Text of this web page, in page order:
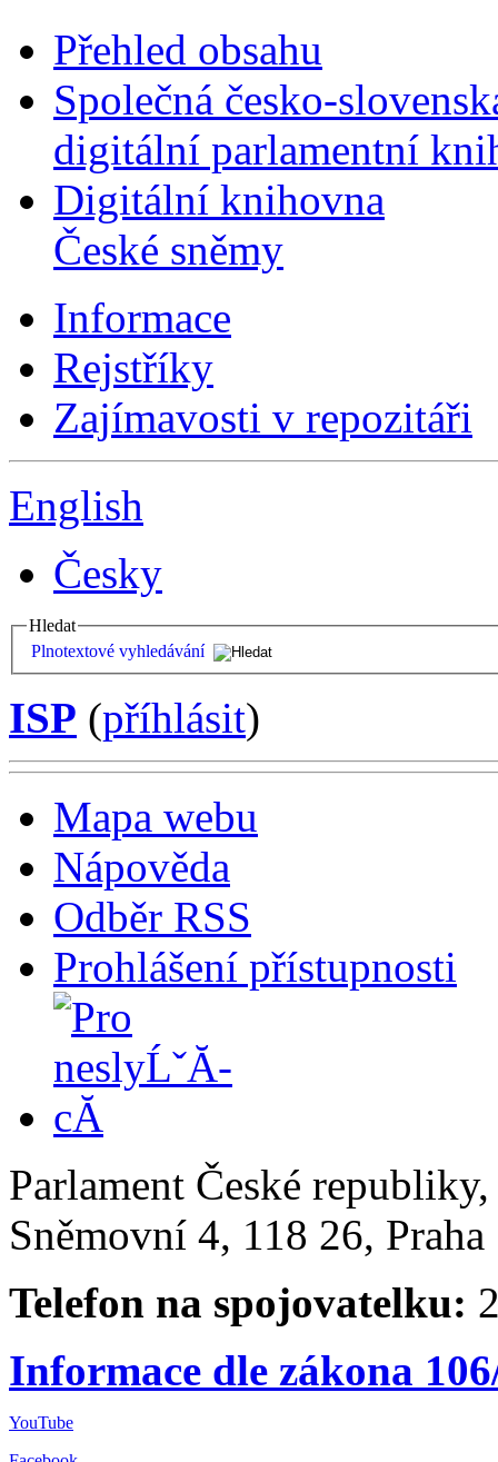
Přehled obsahu
Společná česko-
digitální parlamentní
Digitální knihovna
České sněmy
Informace
Rejstříky
Zajímavosti v repozitáři
English
Česky
Hledat
Plnotextové vyhledávání
ISP (příhlásit)
Mapa webu
Nápověda
Odběr RSS
Prohlášení přístupnosti
Parlament České
Sněmovní 4, 118 26,
Telefon na spojovatelku:
Informace dle zákona
YouTube